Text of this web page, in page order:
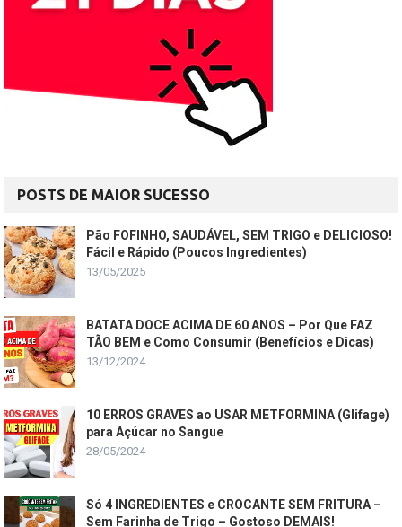
POSTS DE MAIOR SUCESSO
Pão FOFINHO, SAUDÁVEL, SEM TRIGO e DELICIOSO!
Fácil e Rápido (Poucos Ingredientes)
13/05/2025
BATATA DOCE ACIMA DE 60 ANOS – Por Que FAZ
TÃO BEM e Como Consumir (Benefícios e Dicas)
13/12/2024
10 ERROS GRAVES ao USAR METFORMINA (Glifage)
para Açúcar no Sangue
28/05/2024
Só 4 INGREDIENTES e CROCANTE SEM FRITURA –
Sem Farinha de Trigo – Gostoso DEMAIS!